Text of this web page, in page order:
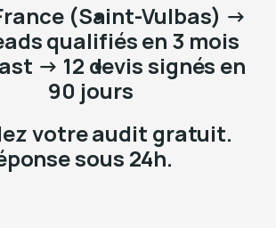
(Saint-Vulbas) →
qualifiés en 3 mois
→ 12 devis signés en
90 jours
votre audit gratuit.
sous 24h.